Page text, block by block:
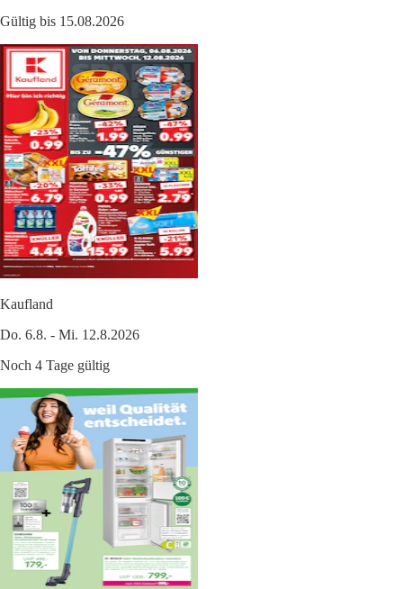
Gültig bis 15.08.2026
Kaufland
Do. 6.8. - Mi. 12.8.2026
Noch 4 Tage gültig